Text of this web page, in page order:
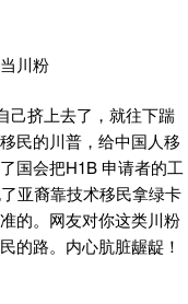
川粉
己挤上去了，就往下踹
民的川普，给中国人移
国会把H1B 申请者的工
亚裔靠技术移民拿绿卡
的。网友对你这类川粉
的路。内心肮脏龌龊！